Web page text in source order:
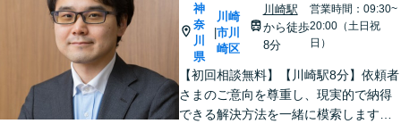
神
奈
川
県
|
川崎
市川
崎区
川崎駅
から徒歩
8分
営業時間：09:30~
20:00（土日祝
日）
【初回相談無料】【川崎駅8分】依頼者
さまのご意向を尊重し、現実的で納得
できる解決方法を一緒に模索します